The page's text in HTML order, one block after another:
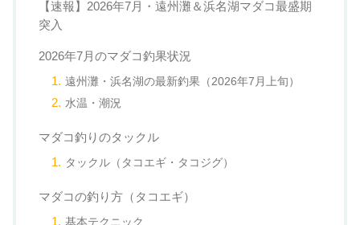
【速報】2026年7月・遠州灘＆浜名湖マダコ最盛期
突入
2026年7月のマダコ釣果状況
遠州灘・浜名湖の最新釣果（2026年7月上旬）
水温・潮況
マダコ釣りのタックル
タックル（タコエギ・タコジグ）
マダコの釣り方（タコエギ）
基本テクニック